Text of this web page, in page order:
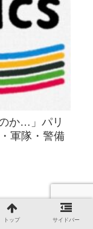
か…」パリ
軍隊・警備
トップ サイドバー